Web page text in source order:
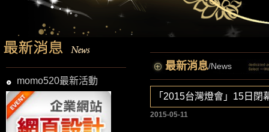
momo520最新活動
最新消息/News
「2015台灣燈會」15日
2015-05-11